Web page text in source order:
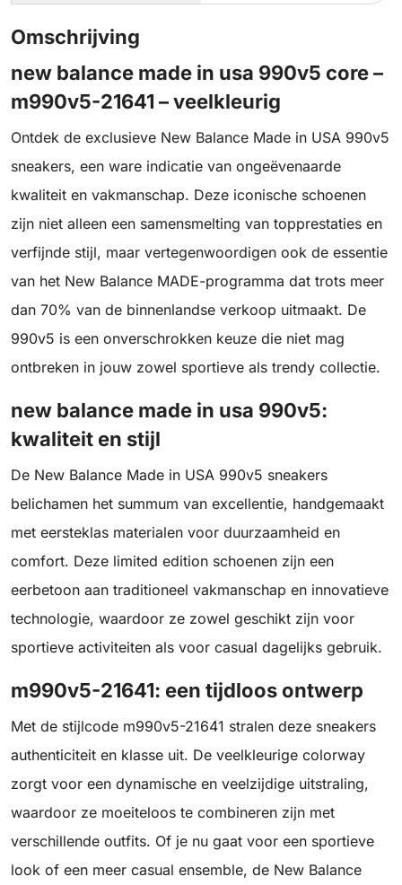
Omschrijving
new balance made in usa 990v5 core –
m990v5-21641 – veelkleurig
Ontdek de exclusieve New Balance Made in USA 990v5
sneakers, een ware indicatie van ongeëvenaarde
kwaliteit en vakmanschap. Deze iconische schoenen
zijn niet alleen een samensmelting van topprestaties en
verfijnde stijl, maar vertegenwoordigen ook de essentie
van het New Balance MADE-programma dat trots meer
dan 70% van de binnenlandse verkoop uitmaakt. De
990v5 is een onverschrokken keuze die niet mag
ontbreken in jouw zowel sportieve als trendy collectie.
new balance made in usa 990v5:
kwaliteit en stijl
De New Balance Made in USA 990v5 sneakers
belichamen het summum van excellentie, handgemaakt
met eersteklas materialen voor duurzaamheid en
comfort. Deze limited edition schoenen zijn een
eerbetoon aan traditioneel vakmanschap en innovatieve
technologie, waardoor ze zowel geschikt zijn voor
sportieve activiteiten als voor casual dagelijks gebruik.
m990v5-21641: een tijdloos ontwerp
Met de stijlcode m990v5-21641 stralen deze sneakers
authenticiteit en klasse uit. De veelkleurige colorway
zorgt voor een dynamische en veelzijdige uitstraling,
waardoor ze moeiteloos te combineren zijn met
verschillende outfits. Of je nu gaat voor een sportieve
look of een meer casual ensemble, de New Balance